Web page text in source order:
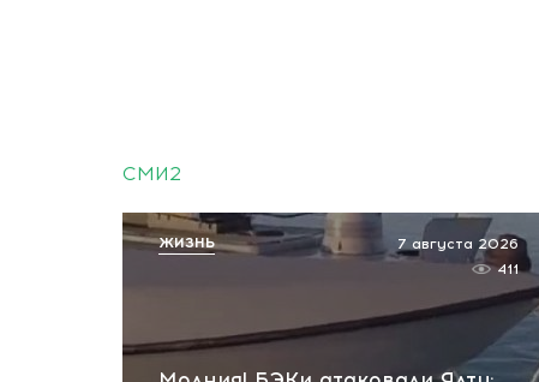
СМИ2
7 августа 2026
411
ЖИЗНЬ